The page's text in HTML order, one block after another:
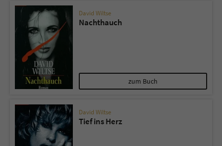
David Wiltse
Nachthauch
zum Buch
David Wiltse
Tief ins Herz